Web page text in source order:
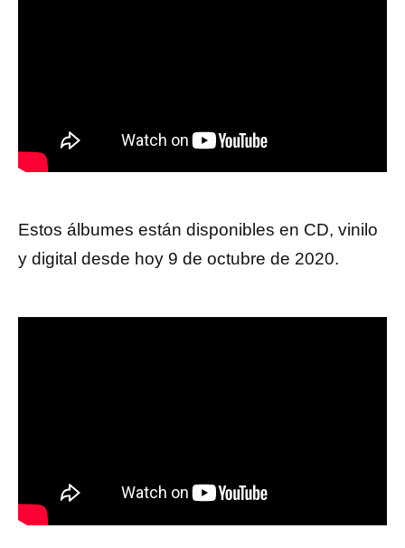
Estos álbumes están disponibles en CD, vinilo
y digital desde hoy 9 de octubre de 2020.